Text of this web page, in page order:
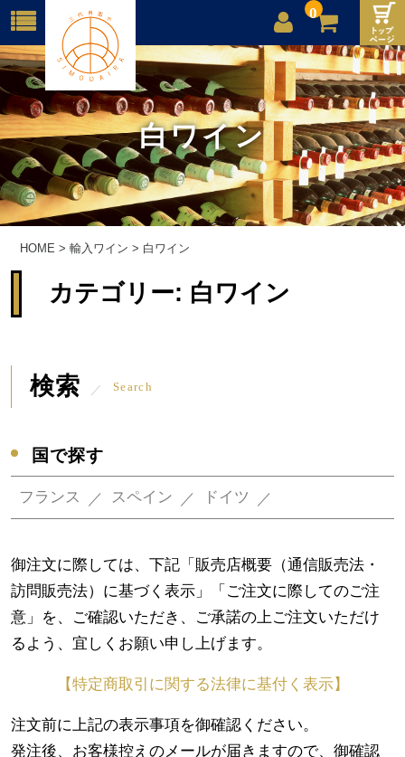
0
店舗案内
ご利用案内
送料
お問合せ
白ワイン
HOME >輸入ワイン > 白ワイン
カテゴリー: 白ワイン
検索 Search
国で探す
フランス スペイン ドイツ
御注文に際しては、下記「販売店概要（通信販売法・
訪問販売法）に基づく表示」「ご注文に際してのご注
意」を、ご確認いただき、ご承諾の上ご注文いただけ
るよう、宜しくお願い申し上げます。
【特定商取引に関する法律に基付く表示】
注文前に上記の表示事項を御確認ください。
発注後、お客様控えのメールが届きますので、御確認